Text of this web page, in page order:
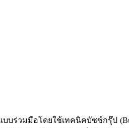
ร่วมมือโดยใช้เทคนิคบัซซ์กรุ๊ป